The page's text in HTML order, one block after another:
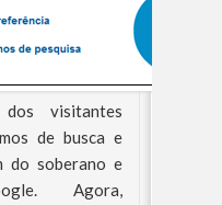
visitantes
de busca e
do soberano e
Agora,